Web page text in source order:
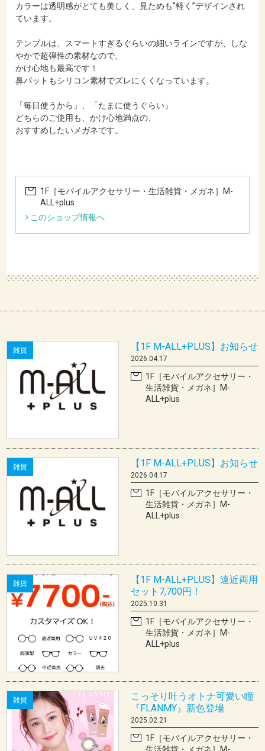
カラーは透明感がとても美しく、見ためも”軽く”デザインされ
ています。
テンプルは、スマートすぎるぐらいの細いラインですが、しな
やかで超弾性の素材なので、
かけ心地も最高です！
鼻パットもシリコン素材でズレにくくなっています。
「毎日使うから」、「たまに使うぐらい」
どちらのご使用も、かけ心地満点の、
おすすめしたいメガネです。
1F［モバイルアクセサリー・生活雑貨・メガネ］M-
ALL+plus
このショップ情報へ
雑貨 【1F M-ALL+PLUS】お知らせ
2026.04.17
1F［モバイルアクセサリー・
生活雑貨・メガネ］M-
ALL+plus
雑貨 【1F M-ALL+PLUS】お知らせ
2026.04.17
1F［モバイルアクセサリー・
生活雑貨・メガネ］M-
ALL+plus
雑貨
【1F M-ALL+PLUS】遠近両用
セット7,700円！
2025.10.31
1F［モバイルアクセサリー・
生活雑貨・メガネ］M-
ALL+plus
雑貨
こっそり叶うオトナ可愛い瞳
『FLANMY』新色登場
2025.02.21
1F［モバイルアクセサリー・